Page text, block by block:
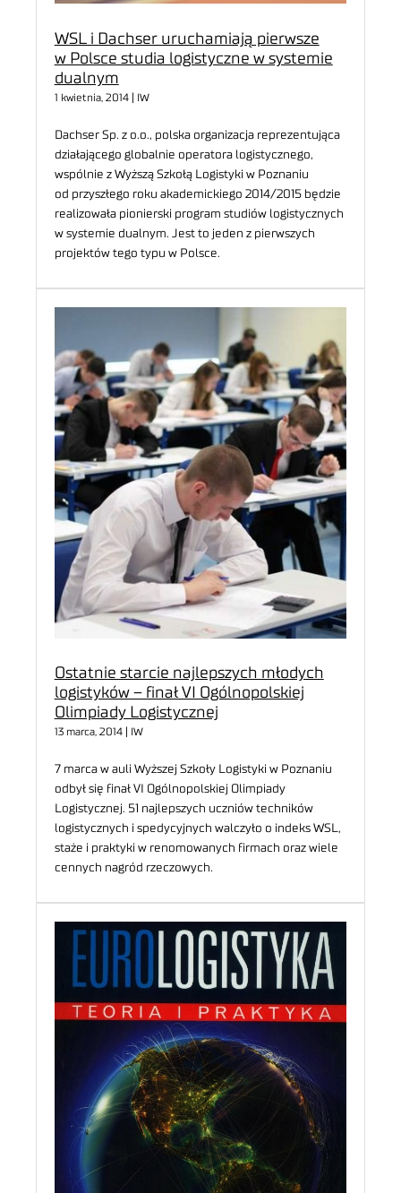
WSL i Dachser uruchamiają pierwsze
w Polsce studia logistyczne w systemie
dualnym
1 kwietnia, 2014 | IW
Dachser Sp. z o.o., polska organizacja reprezentująca
działającego globalnie operatora logistycznego,
wspólnie z Wyższą Szkołą Logistyki w Poznaniu
od przyszłego roku akademickiego 2014/2015 będzie
realizowała pionierski program studiów logistycznych
w systemie dualnym. Jest to jeden z pierwszych
projektów tego typu w Polsce.
Ostatnie starcie najlepszych młodych
logistyków – finał VI Ogólnopolskiej
Olimpiady Logistycznej
13 marca, 2014 | IW
7 marca w auli Wyższej Szkoły Logistyki w Poznaniu
odbył się finał VI Ogólnopolskiej Olimpiady
Logistycznej. 51 najlepszych uczniów techników
logistycznych i spedycyjnych walczyło o indeks WSL,
staże i praktyki w renomowanych firmach oraz wiele
cennych nagród rzeczowych.